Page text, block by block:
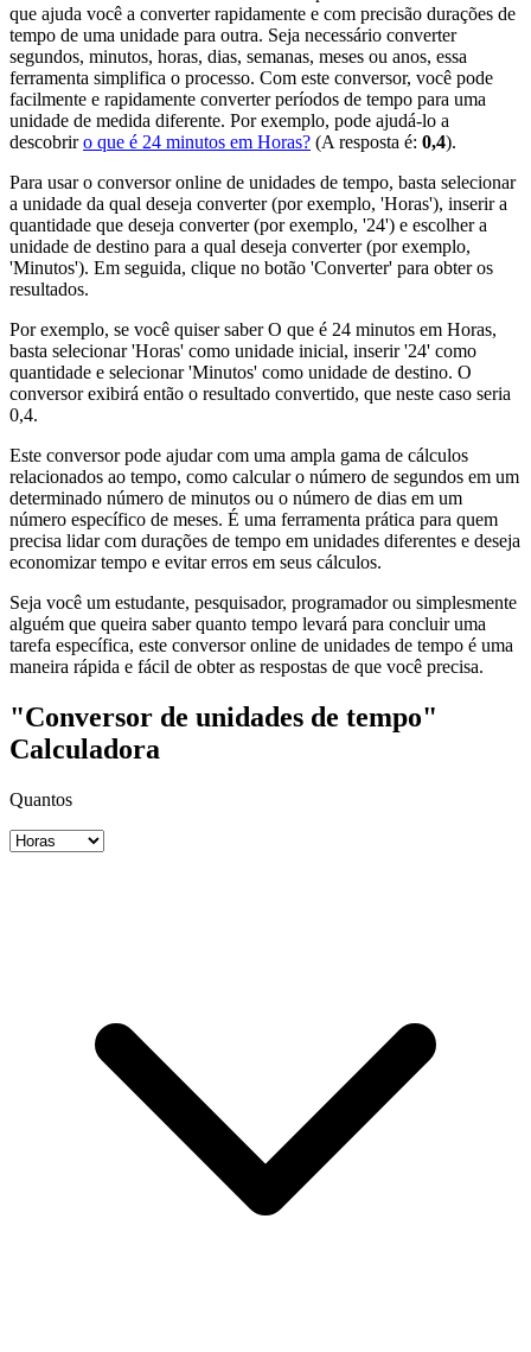
que ajuda você a converter rapidamente e com precisão durações de
tempo de uma unidade para outra. Seja necessário converter
segundos, minutos, horas, dias, semanas, meses ou anos, essa
ferramenta simplifica o processo. Com este conversor, você pode
facilmente e rapidamente converter períodos de tempo para uma
unidade de medida diferente. Por exemplo, pode ajudá-lo a
descobriro que é 24 minutos em Horas? (A resposta é: 0,4).
Para usar o conversor online de unidades de tempo, basta selecionar
a unidade da qual deseja converter (por exemplo, 'Horas'), inserir a
quantidade que deseja converter (por exemplo, '24') e escolher a
unidade de destino para a qual deseja converter (por exemplo,
'Minutos'). Em seguida, clique no botão 'Converter' para obter os
resultados.
Por exemplo, se você quiser saber O que é 24 minutos em Horas,
basta selecionar 'Horas' como unidade inicial, inserir '24' como
quantidade e selecionar 'Minutos' como unidade de destino. O
conversor exibirá então o resultado convertido, que neste caso seria
0,4.
Este conversor pode ajudar com uma ampla gama de cálculos
relacionados ao tempo, como calcular o número de segundos em um
determinado número de minutos ou o número de dias em um
número específico de meses. É uma ferramenta prática para quem
precisa lidar com durações de tempo em unidades diferentes e deseja
economizar tempo e evitar erros em seus cálculos.
Seja você um estudante, pesquisador, programador ou simplesmente
alguém que queira saber quanto tempo levará para concluir uma
tarefa específica, este conversor online de unidades de tempo é uma
maneira rápida e fácil de obter as respostas de que você precisa.
"Conversor de unidades de tempo"
Calculadora
Quantos